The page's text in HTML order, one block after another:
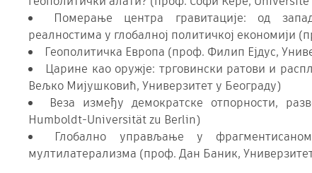
Померање центра гравитације: од
реалностима у глобалној политичкој економији
Геополитичка Европа (проф. Филип Ејдус,
Царине као оружје: трговински ратови и
Вељко Мијушковић, Универзитет у Београду)
Веза између демократске отпорности,
Humboldt-Universität zu Berlin)
Глобално управљање у
мултилатерализма (проф. Дан Баник,